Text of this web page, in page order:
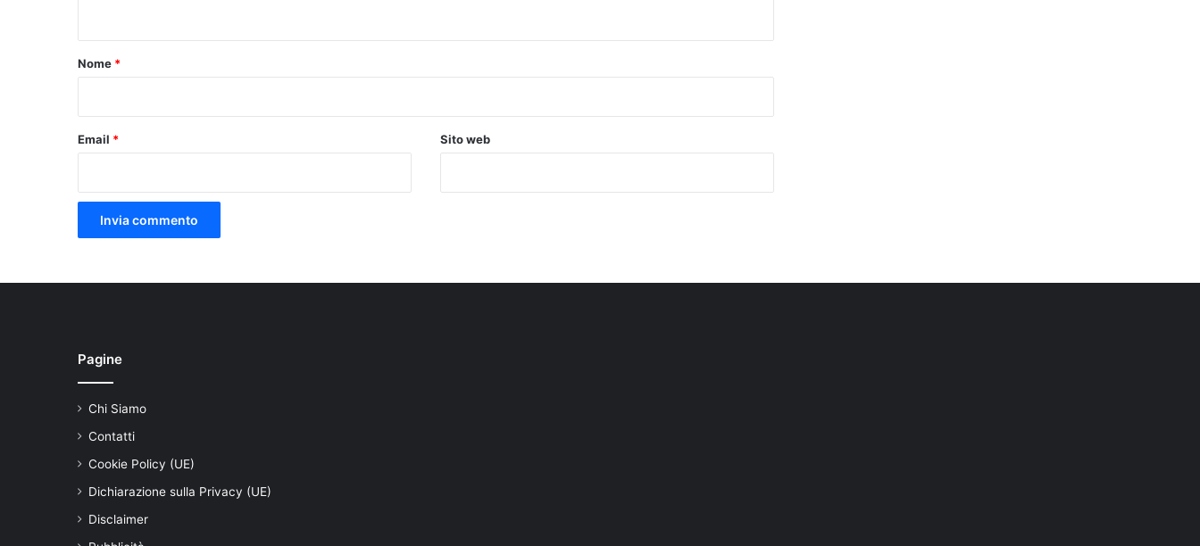
o
Nome *
Email * Sito web
Pagine
Chi Siamo
Contatti
Cookie Policy (UE)
Dichiarazione sulla Privacy (UE)
Disclaimer